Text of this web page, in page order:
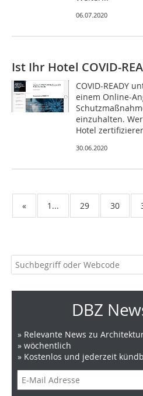
06.07.2020
Ist Ihr Hotel COVID-
COVID-READY
einem Online-
einzuhalten.
Hotel
30.06.2020
« 1... 29 30
DBZ
» Relevante News zu
» wöchentlich
» Kostenlos und jederzeit